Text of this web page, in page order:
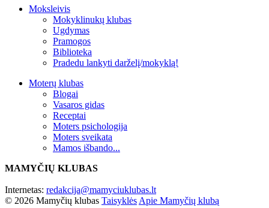
Moksleivis
Mokyklinukų klubas
Ugdymas
Pramogos
Biblioteka
Pradedu lankyti darželį/mokyklą!
Moterų klubas
Blogai
Vasaros gidas
Receptai
Moters psichologija
Moters sveikata
Mamos išbando...
MAMYČIŲ KLUBAS
Internetas: redakcija@mamyciuklubas.lt
© 2026 Mamyčių klubas Taisyklės Apie Mamyčių klubą